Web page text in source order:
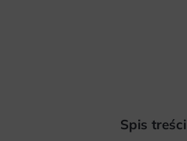
Spis treści